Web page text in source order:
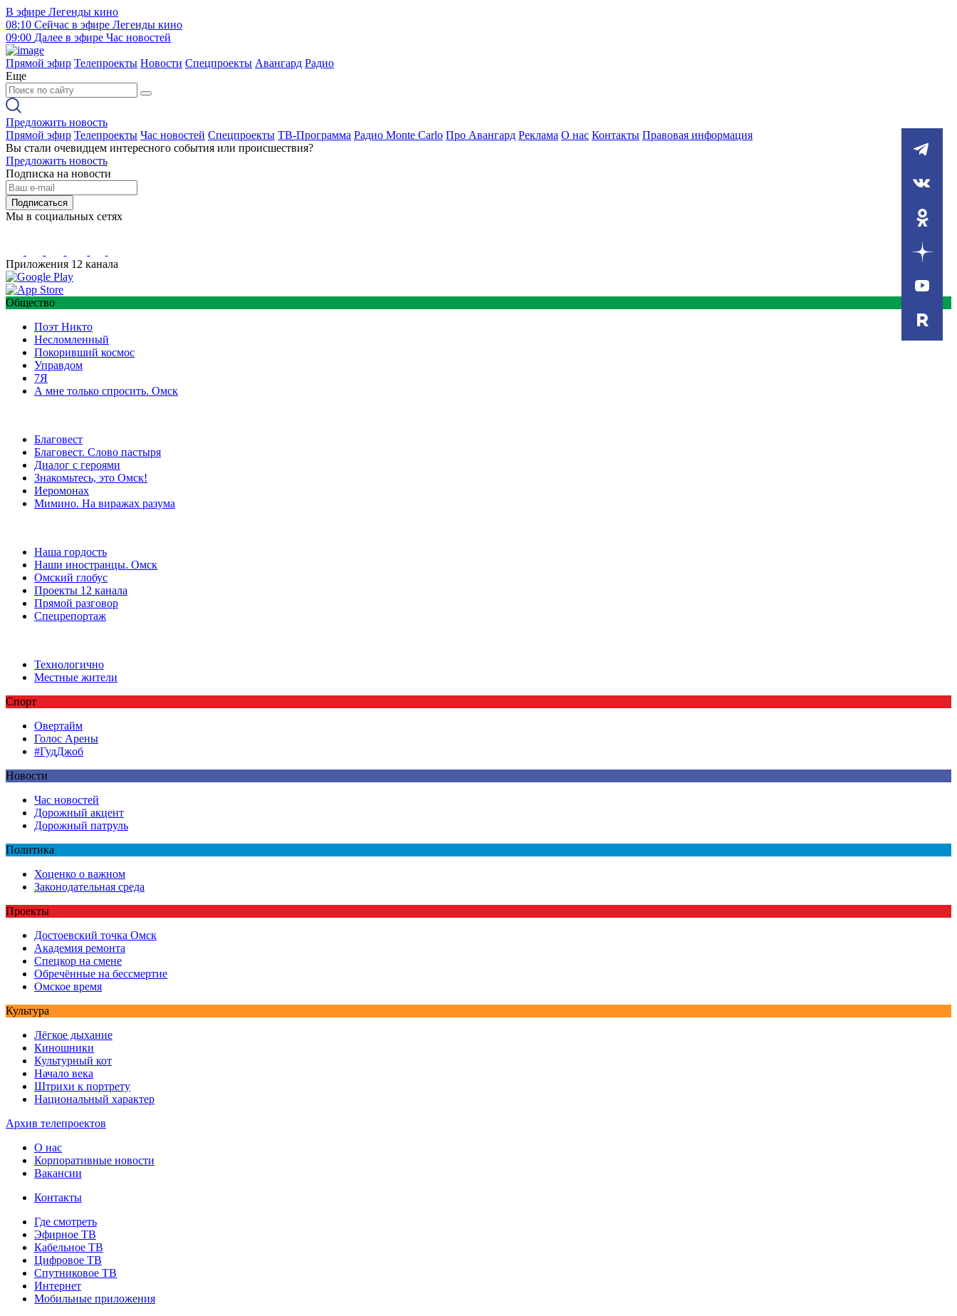
В эфире Легенды кино
08:10 Сейчас в эфире Легенды кино
09:00 Далее в эфире Час новостей
Прямой эфир Телепроекты Новости Спецпроекты Авангард Радио
Еще
Предложить новость
Прямой эфир Телепроекты Час новостей Спецпроекты ТВ-Программа Радио Monte Carlo Про Авангард Реклама О нас Контакты Правовая информация
Вы стали очевидцем интересного события или происшествия?
Предложить новость
Подписка на новости
Подписаться
Мы в социальных сетях
Приложения 12 канала
Общество
Поэт Никто
Несломленный
Покоривший космос
Управдом
7Я
А мне только спросить. Омск
Благовест
Благовест. Слово пастыря
Диалог с героями
Знакомьтесь, это Омск!
Иеромонах
Мимино. На виражах разума
Наша гордость
Наши иностранцы. Омск
Омский глобус
Проекты 12 канала
Прямой разговор
Спецрепортаж
Технологично
Местные жители
Спорт
Овертайм
Голос Арены
#ГудДжоб
Новости
Час новостей
Дорожный акцент
Дорожный патруль
Политика
Хоценко о важном
Законодательная среда
Проекты
Достоевский точка Омск
Академия ремонта
Спецкор на смене
Обречённые на бессмертие
Омское время
Культура
Лёгкое дыхание
Киношники
Культурный кот
Начало века
Штрихи к портрету
Национальный характер
Архив телепроектов
О нас
Корпоративные новости
Вакансии
Контакты
Где смотреть
Эфирное ТВ
Кабельное ТВ
Цифровое ТВ
Спутниковое ТВ
Интернет
Мобильные приложения